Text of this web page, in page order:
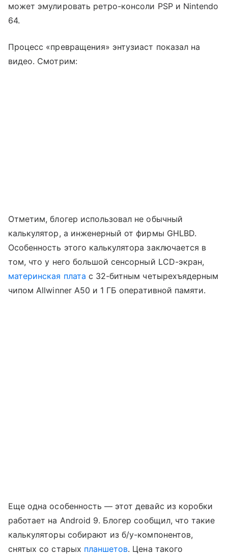
может эмулировать ретро-консоли PSP и Nintendo
64.
Процесс «превращения» энтузиаст показал на
видео. Смотрим:
Отметим, блогер использовал не обычный
калькулятор, а инженерный от фирмы GHLBD.
Особенность этого калькулятора заключается в
том, что у него большой сенсорный LCD-экран,
материнская плата с 32-битным четырехъядерным
чипом Allwinner A50 и 1 ГБ оперативной памяти.
Еще одна особенность — этот девайс из коробки
работает на Android 9. Блогер сообщил, что такие
калькуляторы собирают из б/у-компонентов,
снятых со старых планшетов. Цена такого